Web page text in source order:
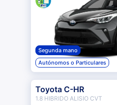
Segunda mano
Autónomos o Particulares
Toyota C-HR
1.8 HIBRIDO ALISIO CVT